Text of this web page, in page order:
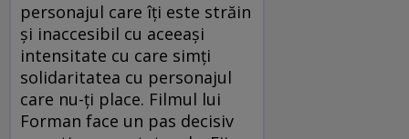
personajul care îți este străin
și inaccesibil cu aceeași
intensitate cu care simți
solidaritatea cu personajul
care nu-ți place. Filmul lui
Forman face un pas decisiv